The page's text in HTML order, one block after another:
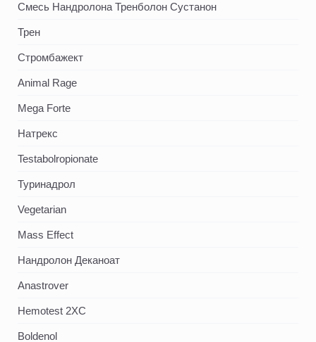
Смесь Нандролона Тренболон Сустанон
Трен
Стромбажект
Animal Rage
Mega Forte
Натрекс
Testabolropionate
Туринадрол
Vegetarian
Mass Effect
Нандролон Деканоат
Anastrover
Hemotest 2XC
Boldenol